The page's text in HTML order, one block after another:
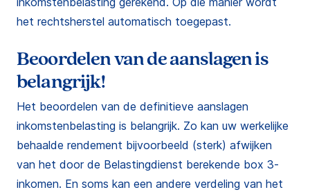
het rechtsherstel automatisch toegepast.
Beoordelen van de aanslagen is
belangrijk!
Het beoordelen van de definitieve aanslagen
inkomstenbelasting is belangrijk. Zo kan uw werkelijke
behaalde rendement bijvoorbeeld (sterk) afwijken
van het door de Belastingdienst berekende box 3-
inkomen. En soms kan een andere verdeling van het